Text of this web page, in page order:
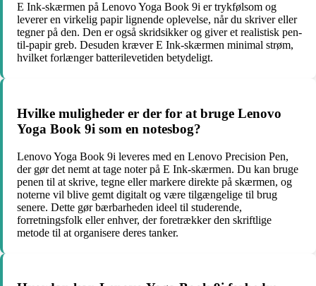
E Ink-skærmen på Lenovo Yoga Book 9i er trykfølsom og
leverer en virkelig papir lignende oplevelse, når du skriver eller
tegner på den. Den er også skridsikker og giver et realistisk pen-
til-papir greb. Desuden kræver E Ink-skærmen minimal strøm,
hvilket forlænger batterilevetiden betydeligt.
Hvilke muligheder er der for at bruge Lenovo
Yoga Book 9i som en notesbog?
Lenovo Yoga Book 9i leveres med en Lenovo Precision Pen,
der gør det nemt at tage noter på E Ink-skærmen. Du kan bruge
penen til at skrive, tegne eller markere direkte på skærmen, og
noterne vil blive gemt digitalt og være tilgængelige til brug
senere. Dette gør bærbarheden ideel til studerende,
forretningsfolk eller enhver, der foretrækker den skriftlige
metode til at organisere deres tanker.